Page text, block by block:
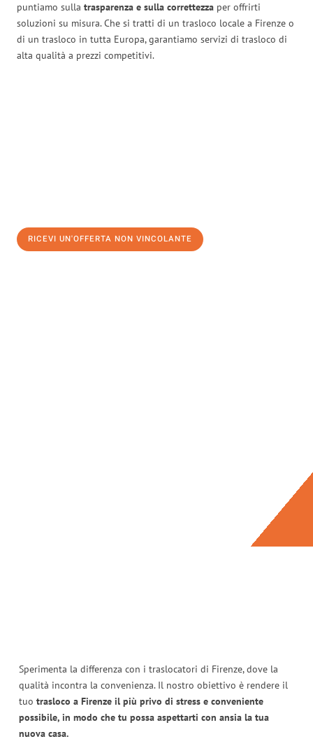
puntiamo sulla trasparenza e sulla correttezza per offrirti
soluzioni su misura. Che si tratti di un trasloco locale a Firenze o
di un trasloco in tutta Europa, garantiamo servizi di trasloco di
alta qualità a prezzi competitivi.
RICEVI UN'OFFERTA NON VINCOLANTE
Sperimenta la differenza con i traslocatori di Firenze, dove la
qualità incontra la convenienza. Il nostro obiettivo è rendere il
tuo trasloco a Firenze il più privo di stress e conveniente
possibile, in modo che tu possa aspettarti con ansia la tua
nuova casa.